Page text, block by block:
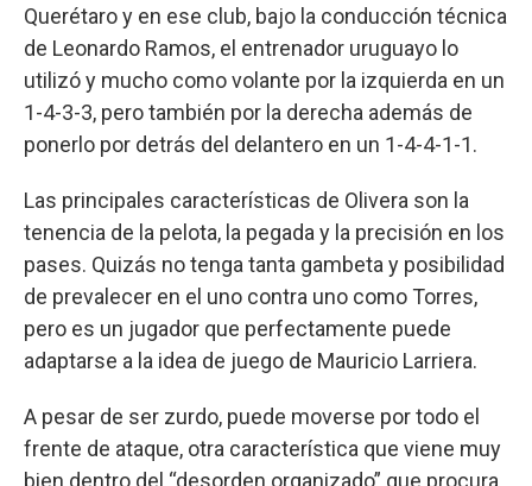
Querétaro y en ese club, bajo la conducción técnica
de Leonardo Ramos, el entrenador uruguayo lo
utilizó y mucho como volante por la izquierda en un
1-4-3-3, pero también por la derecha además de
ponerlo por detrás del delantero en un 1-4-4-1-1.
Las principales características de Olivera son la
tenencia de la pelota, la pegada y la precisión en los
pases. Quizás no tenga tanta gambeta y posibilidad
de prevalecer en el uno contra uno como Torres,
pero es un jugador que perfectamente puede
adaptarse a la idea de juego de Mauricio Larriera.
A pesar de ser zurdo, puede moverse por todo el
frente de ataque, otra característica que viene muy
bien dentro del “desorden organizado” que procura